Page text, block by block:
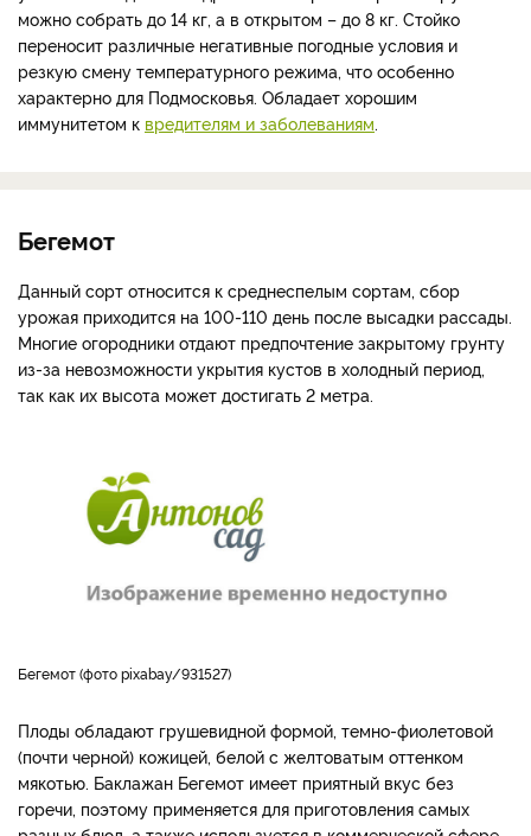
можно собрать до 14 кг, а в открытом – до 8 кг. Стойко
переносит различные негативные погодные условия и
резкую смену температурного режима, что особенно
характерно для Подмосковья. Обладает хорошим
иммунитетом к вредителям и заболеваниям.
Бегемот
Данный сорт относится к среднеспелым сортам, сбор
урожая приходится на 100-110 день после высадки рассады.
Многие огородники отдают предпочтение закрытому грунту
из-за невозможности укрытия кустов в холодный период,
так как их высота может достигать 2 метра.
Бегемот (фото pixabay/931527)
Плоды обладают грушевидной формой, темно-фиолетовой
(почти черной) кожицей, белой с желтоватым оттенком
мякотью. Баклажан Бегемот имеет приятный вкус без
горечи, поэтому применяется для приготовления самых